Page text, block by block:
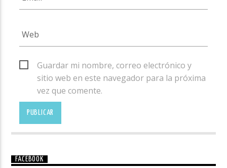
Guardar mi nombre, correo electrónico y
sitio web en este navegador para la próxima
vez que comente.
FACEBOOK